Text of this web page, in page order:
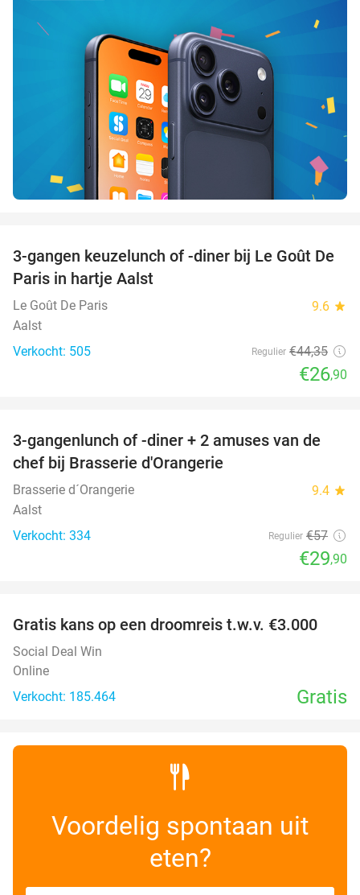
39%
3-gangen keuzelunch of -diner bij Le Goût De
Paris in hartje Aalst
Le Goût De Paris 9.6 star
Aalst
Verkocht: 505
Regulier €44,35
€26,90
48%
3-gangenlunch of -diner + 2 amuses van de
chef bij Brasserie d'Orangerie
Brasserie d´Orangerie 9.4 star
Aalst
Verkocht: 334
Regulier €57
€29,90
Gratis kans op een droomreis t.w.v. €3.000
Social Deal Win
Online
Verkocht: 185.464
Gratis
Voordelig spontaan uit
eten?